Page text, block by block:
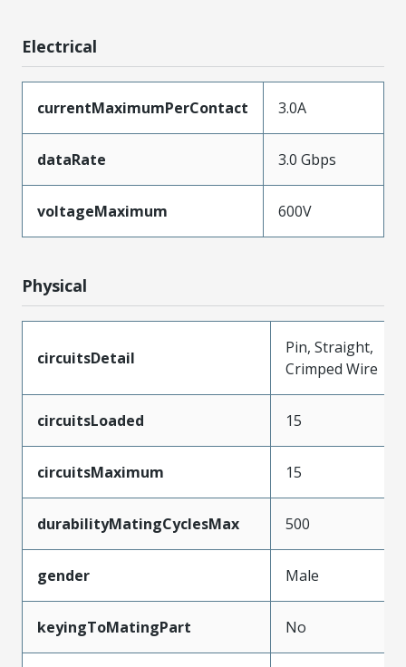
Electrical
currentMaximumPerContact 3.0A
dataRate 3.0 Gbps
voltageMaximum 600V
Physical
circuitsDetail
Pin, Straight,
Crimped Wire
circuitsLoaded 15
circuitsMaximum 15
durabilityMatingCyclesMax 500
gender Male
keyingToMatingPart No